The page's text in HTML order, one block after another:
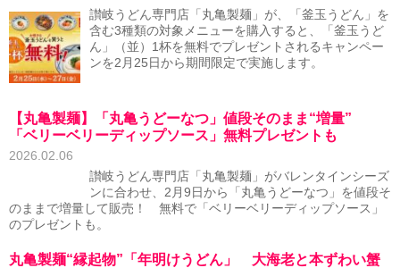
讃岐うどん専門店「丸亀製麺」が、「釜玉うどん」を
含む3種類の対象メニューを購入すると、「釜玉うど
ん」（並）1杯を無料でプレゼントされるキャンペー
ンを2月25日から期間限定で実施します。
【丸亀製麺】「丸亀うどーなつ」値段そのまま“増量”
「ベリーベリーディップソース」無料プレゼントも
2026.02.06
讃岐うどん専門店「丸亀製麺」がバレンタインシーズ
ンに合わせ、2月9日から「丸亀うどーなつ」を値段そ
のままで増量して販売！ 無料で「ベリーベリーディップソース」
のプレゼントも。
丸亀製麺“縁起物”「年明けうどん」 大海老と本ずわい蟹